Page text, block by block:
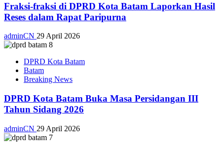
Fraksi-fraksi di DPRD Kota Batam Laporkan Hasil
Reses dalam Rapat Paripurna
adminCN 29 April 2026
DPRD Kota Batam
Batam
Breaking News
DPRD Kota Batam Buka Masa Persidangan III
Tahun Sidang 2026
adminCN 29 April 2026